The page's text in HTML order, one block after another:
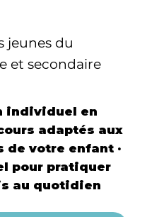
jeunes du
et secondaire
individuel en
adaptés aux
de votre enfant ·
pour pratiquer
au quotidien